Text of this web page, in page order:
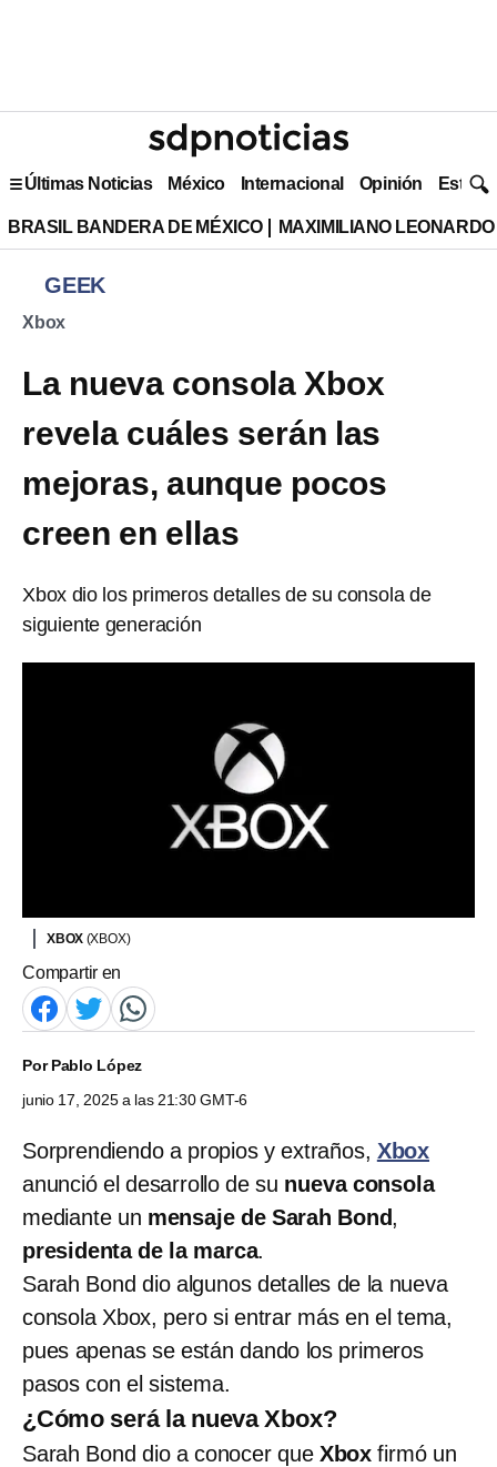
Últimas Noticias México Internacional Opinión Estilo
BRASIL BANDERA DE MÉXICO MAXIMILIANO
GEEK
Xbox
La nueva consola Xbox
revela cuáles serán las
mejoras, aunque pocos
creen en ellas
Xbox dio los primeros detalles de su consola de
siguiente generación
XBOX (XBOX)
Compartir en
PorPablo López
junio 17, 2025 a las 21:30 GMT-6
Sorprendiendo a propios y extraños, Xbox
anunció el desarrollo de su nueva consola
mediante un mensaje de Sarah Bond,
presidenta de la marca.
Sarah Bond dio algunos detalles de la nueva
consola Xbox, pero si entrar más en el tema,
pues apenas se están dando los primeros
pasos con el sistema.
¿Cómo será la nueva Xbox?
Sarah Bond dio a conocer que Xbox firmó un